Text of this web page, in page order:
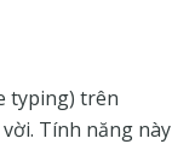
typing) trên
Tính năng này